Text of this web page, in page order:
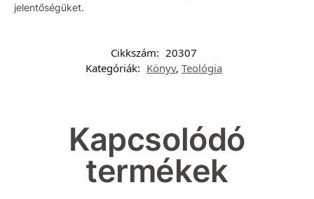
jelentőségüket.
Cikkszám: 20307
Kategóriák: Könyv, Teológia
Kapcsolódó
termékek